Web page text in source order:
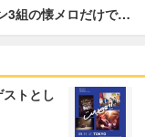
3組の懐メロだけで…
トとし